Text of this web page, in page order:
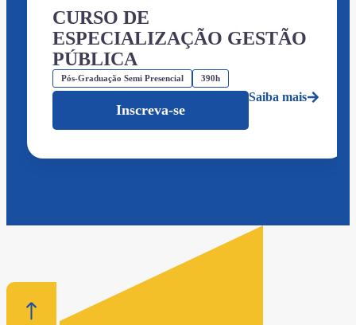
CURSO DE
ESPECIALIZAÇÃO GESTÃO
PÚBLICA
Pós-Graduação Semi Presencial 390h
Inscreva-se
Saiba mais